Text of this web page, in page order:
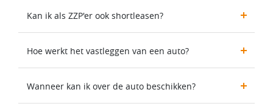
Kan ik als ZZP'er ook shortleasen?
Hoe werkt het vastleggen van een auto?
Wanneer kan ik over de auto beschikken?